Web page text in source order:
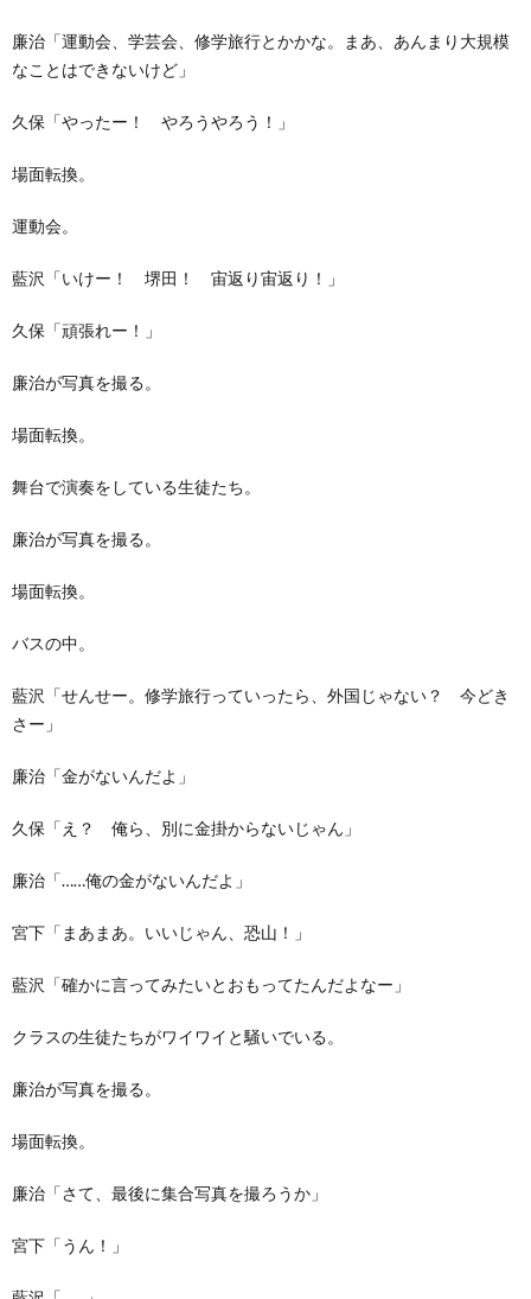
廉治「運動会、学芸会、修学旅行とかかな。まあ、あんまり大規模
なことはできないけど」
久保「やったー！ やろうやろう！」
場面転換。
運動会。
藍沢「いけー！ 堺田！ 宙返り宙返り！」
久保「頑張れー！」
廉治が写真を撮る。
場面転換。
舞台で演奏をしている生徒たち。
廉治が写真を撮る。
場面転換。
バスの中。
藍沢「せんせー。修学旅行っていったら、外国じゃない？ 今どき
さー」
廉治「金がないんだよ」
久保「え？ 俺ら、別に金掛からないじゃん」
廉治「……俺の金がないんだよ」
宮下「まあまあ。いいじゃん、恐山！」
藍沢「確かに言ってみたいとおもってたんだよなー」
クラスの生徒たちがワイワイと騒いでいる。
廉治が写真を撮る。
場面転換。
廉治「さて、最後に集合写真を撮ろうか」
宮下「うん！」